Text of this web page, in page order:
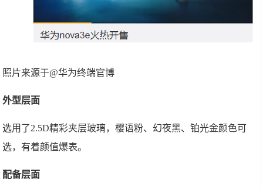
照片来源于@华为终端官博
外型层面
选用了2.5D精彩夹层玻璃，樱语粉、幻夜黑、铂光金颜色可
选，有着颜值爆表。
配备层面